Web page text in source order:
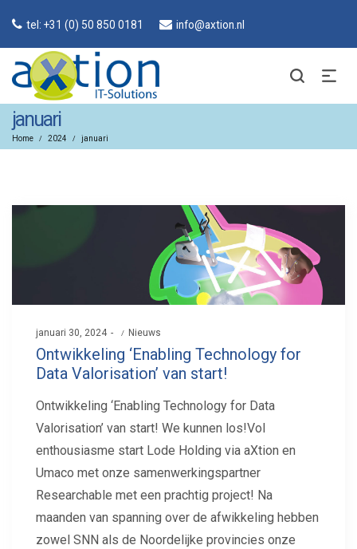
tel: +31 (0) 50 850 0181 info@axtion.nl
januari
Home / 2024 / januari
Posted
on
januari 30, 2024
Posted
in
Nieuws
Ontwikkeling ‘Enabling Technology for
Data Valorisation’ van start!
Ontwikkeling ‘Enabling Technology for Data
Valorisation’ van start! We kunnen los!Vol
enthousiasme start Lode Holding via aXtion en
Umaco met onze samenwerkingspartner
Researchable met een prachtig project! Na
maanden van spanning over de afwikkeling hebben
zowel SNN als de Noordelijke provincies onze